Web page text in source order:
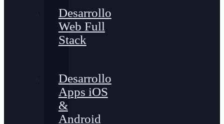
Desarrollo
Web Full
Stack
Desarrollo
Apps iOS
&
Android